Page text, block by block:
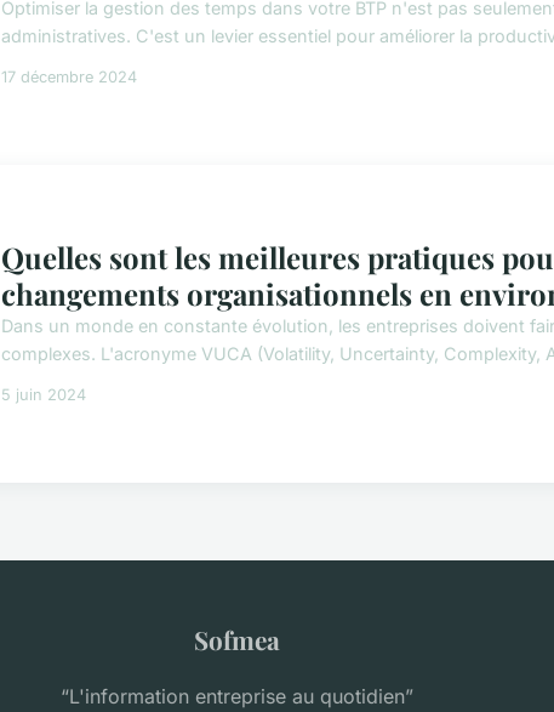
Optimiser la gestion des temps dans votre BTP n'est pas
administratives. C'est un levier essentiel pour améliorer la
17 décembre 2024
Quelles sont les meilleures pratiques
changements organisationnels en
Dans un monde en constante évolution, les entreprises doivent
complexes. L'acronyme VUCA (Volatility, Uncertainty, Complexity,
5 juin 2024
Sofmea
“L'information entreprise au quotidien”